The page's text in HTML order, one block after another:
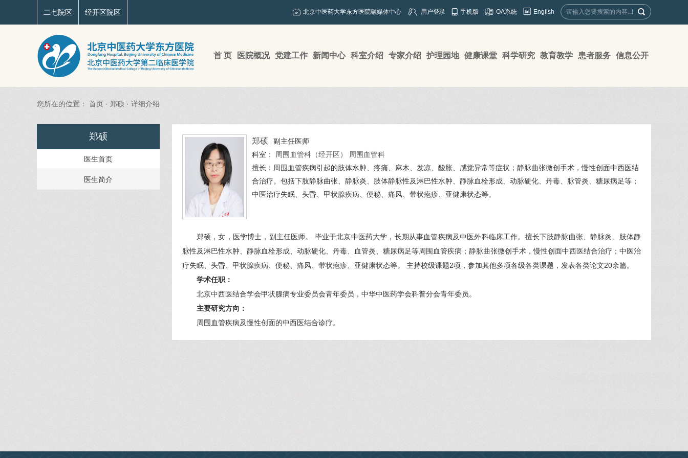
二七院区 经开区院区 北京中医药大学东方医院融媒体中心 用户登录 手机版 OA系统 English
首 页 医院概况 党建工作 新闻中心 科室介绍 专家介绍 护理园地 健康课堂 科学研究 教育教学 患者服务 信息公开
您所在的位置： 首页 · 郑硕 · 详细介绍
郑硕
医生首页
医生简介
郑硕
副主任医师
科室：
周围血管科（经开区）
周围血管科
擅长：周围血管疾病引起的肢体水肿、疼痛、麻木、发凉、酸胀、感觉异常等症状；静脉曲张微创手术，慢性创面中西医结
合治疗。包括下肢静脉曲张、静脉炎、肢体静脉性及淋巴性水肿、静脉血栓形成、动脉硬化、丹毒、脉管炎、糖尿病足等；
中医治疗失眠、头昏、甲状腺疾病、便秘、痛风、带状疱疹、亚健康状态等。
郑硕，女，医学博士，副主任医师。 毕业于北京中医药大学，长期从事血管疾病及中医外科临床工作。擅长下肢静脉曲张、静脉炎、肢体静
脉性及淋巴性水肿、静脉血栓形成、动脉硬化、丹毒、血管炎、糖尿病足等周围血管疾病；静脉曲张微创手术，慢性创面中西医结合治疗；中医治
疗失眠、头昏、甲状腺疾病、便秘、痛风、带状疱疹、亚健康状态等。 主持校级课题2项，参加其他多项各级各类课题，发表各类论文20余篇。
学术任职：
北京中西医结合学会甲状腺病专业委员会青年委员，中华中医药学会科普分会青年委员。
主要研究方向：
周围血管疾病及慢性创面的中西医结合诊疗。